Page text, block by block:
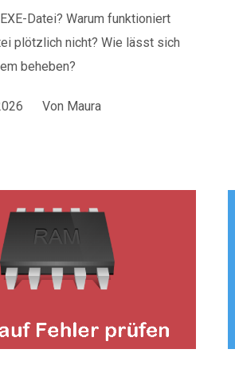
Datei? Warum funktioniert
plötzlich nicht? Wie lässt sich
beheben?
Von Maura